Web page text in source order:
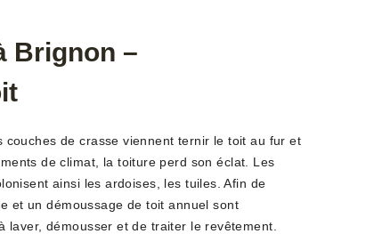
Brignon –
de crasse viennent ternir le toit au fur et
de climat, la toiture perd son éclat. Les
ainsi les ardoises, les tuiles. Afin de
et un démoussage de toit annuel sont
laver, démousser et de traiter le revêtement.